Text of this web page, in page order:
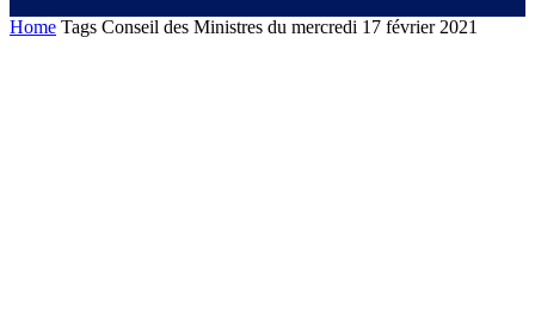
Home Tags Conseil des Ministres du mercredi 17 février 2021